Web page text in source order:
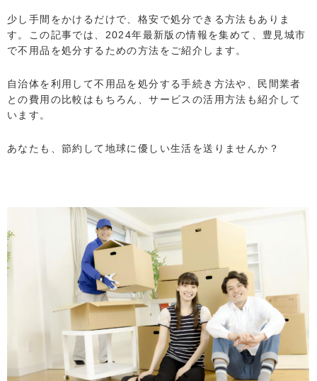
少し手間をかけるだけで、格安で処分できる方法もありま
す。この記事では、2024年最新版の情報を集めて、豊見城市
で不用品を処分するための方法をご紹介します。
自治体を利用して不用品を処分する手続き方法や、民間業者
との費用の比較はもちろん、サービスの活用方法も紹介して
います。
あなたも、節約して地球に優しい生活を送りませんか？